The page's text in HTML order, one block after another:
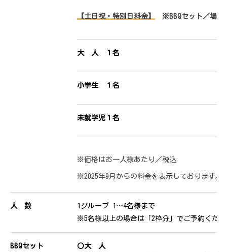
【土日祝・特別日料金】 ※BBQセット／場所
大 人 １名
小学生 １名
未就学児１名
※価格はお一人様あたり／税込
※2025年9月からの料金を表示しております。
人 数
1グループ 1〜4名様まで
※5名様以上の場合は「2枠分」でご予約くだ
BBQセット
〇大 人